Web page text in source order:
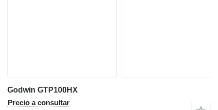
Godwin GTP100HX
Precio a consultar